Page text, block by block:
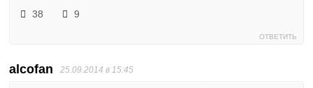
38
9
ОТВЕТИТЬ
alcofan 25.09.2014 в 15:45